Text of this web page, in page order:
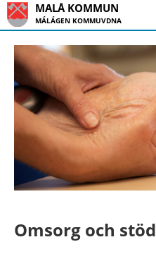
MALÅ KOMMUN
MÁLÁGEN KOMMUVDNA
Omsorg och stöd